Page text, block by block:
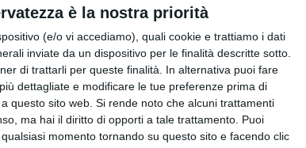
è la nostra priorità
(e/o vi accediamo), quali cookie e trattiamo i dati
inviate da un dispositivo per le finalità descritte sotto.
di trattarli per queste finalità. In alternativa puoi fare
dettagliate e modificare le tue preferenze prima di
questo sito web. Si rende noto che alcuni trattamenti
ma hai il diritto di opporti a tale trattamento. Puoi
momento tornando su questo sito e facendo clic
sul mare, sulla
localmente